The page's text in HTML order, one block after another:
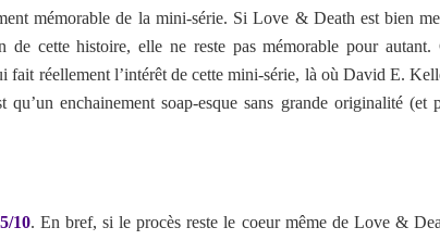
mémorable de la mini-série. Si Love & Death est bien
de cette histoire, elle ne reste pas mémorable pour autant.
fait réellement l’intérêt de cette mini-série, là où David E.
qu’un enchainement soap-esque sans grande originalité (et
10. En bref, si le procès reste le coeur même de Love &